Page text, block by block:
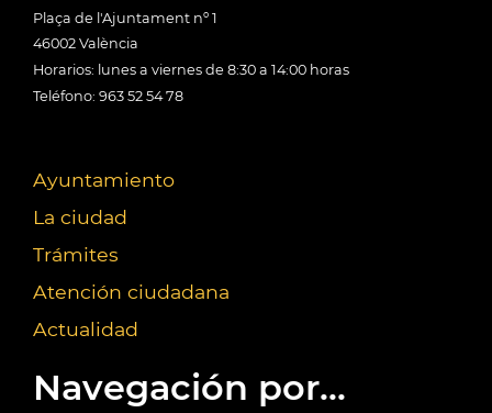
Plaça de l'Ajuntament nº 1
46002 València
Horarios: lunes a viernes de 8:30 a 14:00 horas
Teléfono: 963 52 54 78
Ayuntamiento
La ciudad
Trámites
Atención ciudadana
Actualidad
Navegación por...